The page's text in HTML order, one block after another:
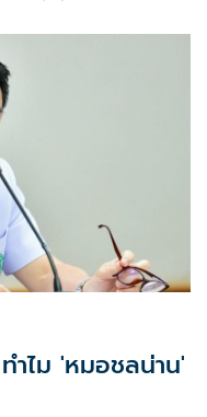
ไม 'หมอชลน่าน'